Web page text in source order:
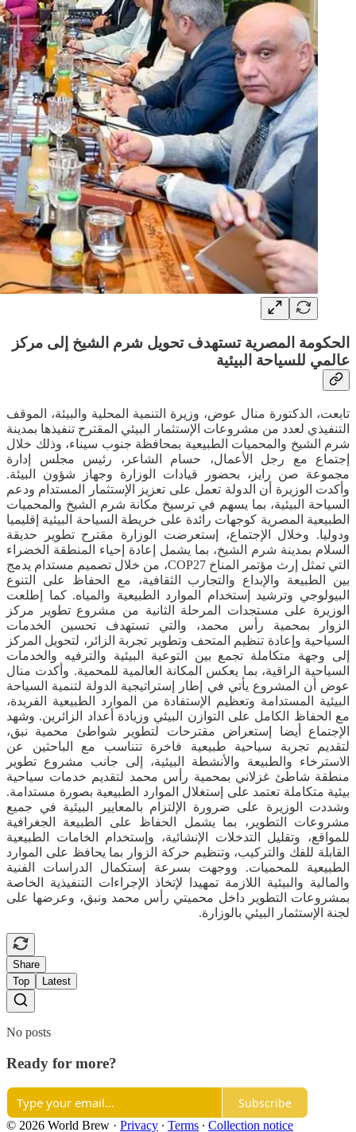
الحكومة المصرية تستهدف تحويل شرم الشيخ إلى مركز
عالمي للسياحة البيئية
تابعت، الدكتورة منال عوض، وزيرة التنمية المحلية والبيئة، الموقف
التنفيذي لعدد من مشروعات الإستثمار البيئي المقترح تنفيذها بمدينة
شرم الشيخ والمحميات الطبيعية بمحافظة جنوب سيناء، وذلك خلال
إجتماع مع رجل الأعمال، حسام الشاعر، رئيس مجلس إدارة
مجموعة صن رايز، بحضور قيادات الوزارة وجهاز شؤون البيئة.
وأكدت الوزيرة أن الدولة تعمل على تعزيز الإستثمار المستدام ودعم
السياحة البيئية، بما يسهم في ترسيخ مكانة شرم الشيخ والمحميات
الطبيعية المصرية كوجهات رائدة على خريطة السياحة البيئية إقليميا
ودوليا. وخلال الإجتماع، إستعرضت الوزارة مقترح تطوير حديقة
السلام بمدينة شرم الشيخ، بما يشمل إعادة إحياء المنطقة الخضراء
التي تمثل إرث مؤتمر المناخ COP27، من خلال تصميم مستدام يدمج
بين الطبيعة والإبداع والتجارب الثقافية، مع الحفاظ على التنوع
البيولوجي وترشيد إستخدام الموارد الطبيعية والمياه. كما إطلعت
الوزيرة على مستجدات المرحلة الثانية من مشروع تطوير مركز
الزوار بمحمية رأس محمد، والتي تستهدف تحسين الخدمات
السياحية وإعادة تنظيم المتحف وتطوير تجربة الزائر، لتحويل المركز
إلى وجهة متكاملة تجمع بين التوعية البيئية والترفيه والخدمات
السياحية الراقية، بما يعكس المكانة العالمية للمحمية. وأكدت منال
عوض أن المشروع يأتي في إطار إستراتيجية الدولة لتنمية السياحة
البيئية المستدامة وتعظيم الإستفادة من الموارد الطبيعية الفريدة،
مع الحفاظ الكامل على التوازن البيئي وزيادة أعداد الزائرين. وشهد
الإجتماع أيضا إستعراض مقترحات لتطوير شواطئ محمية نبق،
لتقديم تجربة سياحية طبيعية فاخرة تتناسب مع الباحثين عن
الاسترخاء والطبيعة والأنشطة البيئية، إلى جانب مشروع تطوير
منطقة شاطئ غزلاني بمحمية رأس محمد لتقديم خدمات سياحية
بيئية متكاملة تعتمد على إستغلال الموارد الطبيعية بصورة مستدامة.
وشددت الوزيرة على ضرورة الإلتزام بالمعايير البيئية في جميع
مشروعات التطوير، بما يشمل الحفاظ على الطبيعة الجغرافية
للمواقع، وتقليل التدخلات الإنشائية، وإستخدام الخامات الطبيعية
القابلة للفك والتركيب، وتنظيم حركة الزوار بما يحافظ على الموارد
الطبيعية للمحميات. ووجهت بسرعة إستكمال الدراسات الفنية
والمالية والبيئية اللازمة تمهيدا لإتخاذ الإجراءات التنفيذية الخاصة
بمشروعات التطوير داخل محميتي رأس محمد ونبق، وعرضها على
لجنة الإستثمار البيئي بالوزارة.
Share
Top
Latest
No posts
Ready for more?
Subscribe
© 2026 World Brew · Privacy ∙ Terms ∙ Collection notice